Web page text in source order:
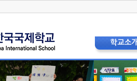
학교소
학교장 인
상징 및 교